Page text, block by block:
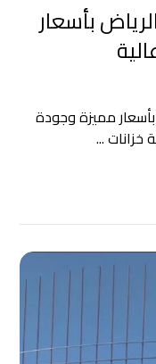
بأسعار
مميزة وجودة
...